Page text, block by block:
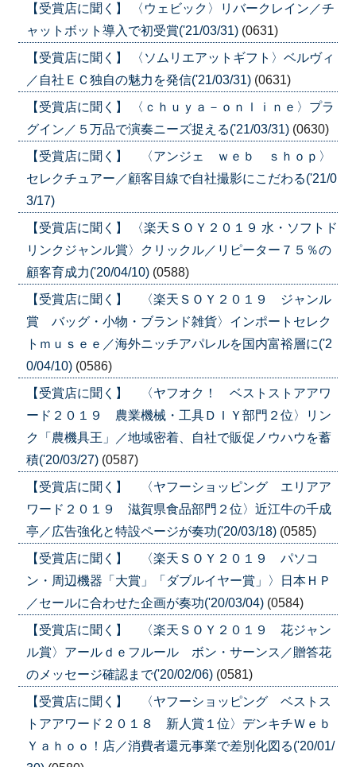
【受賞店に聞く】 〈ウェビック〉リバークレイン／チ
ャットボット導入で初受賞('21/03/31) (0631)
【受賞店に聞く】 〈ソムリエアットギフト〉ベルヴィ
／自社ＥＣ独自の魅力を発信('21/03/31) (0631)
【受賞店に聞く】 〈ｃｈｕｙａ－ｏｎｌｉｎｅ〉プラ
グイン／５万品で演奏ニーズ捉える('21/03/31) (0630)
【受賞店に聞く】 〈アンジェ ｗｅｂ ｓｈｏｐ〉
セレクチュアー／顧客目線で自社撮影にこだわる('21/0
3/17)
【受賞店に聞く】 〈楽天ＳＯＹ２０１９ 水・ソフトド
リンクジャンル賞〉クリックル／リピーター７５％の
顧客育成力('20/04/10) (0588)
【受賞店に聞く】 〈楽天ＳＯＹ２０１９ ジャンル
賞 バッグ・小物・ブランド雑貨〉インポートセレク
トｍｕｓｅｅ／海外ニッチアパレルを国内富裕層に('2
0/04/10) (0586)
【受賞店に聞く】 〈ヤフオク！ ベストストアアワ
ード２０１９ 農業機械・工具ＤＩＹ部門２位〉リン
ク「農機具王」／地域密着、自社で販促ノウハウを蓄
積('20/03/27) (0587)
【受賞店に聞く】 〈ヤフーショッピング エリアア
ワード２０１９ 滋賀県食品部門２位〉近江牛の千成
亭／広告強化と特設ページが奏功('20/03/18) (0585)
【受賞店に聞く】 〈楽天ＳＯＹ２０１９ パソコ
ン・周辺機器「大賞」「ダブルイヤー賞」〉日本ＨＰ
／セールに合わせた企画が奏功('20/03/04) (0584)
【受賞店に聞く】 〈楽天ＳＯＹ２０１９ 花ジャン
ル賞〉アールｄｅフルール ボン・サーンス／贈答花
のメッセージ確認まで('20/02/06) (0581)
【受賞店に聞く】 〈ヤフーショッピング ベストス
トアアワード２０１８ 新人賞１位〉デンキチＷｅｂ
Ｙａｈｏｏ！店／消費者還元事業で差別化図る('20/01/